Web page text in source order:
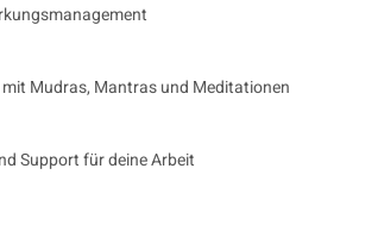
Mantras und Meditationen
für deine Arbeit